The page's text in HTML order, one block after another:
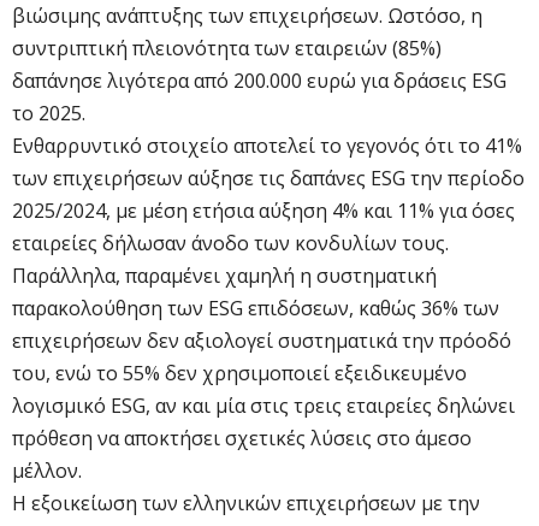
βιώσιμης ανάπτυξης των επιχειρήσεων. Ωστόσο, η
συντριπτική πλειονότητα των εταιρειών (85%)
δαπάνησε λιγότερα από 200.000 ευρώ για δράσεις ESG
το 2025.
Ενθαρρυντικό στοιχείο αποτελεί το γεγονός ότι το 41%
των επιχειρήσεων αύξησε τις δαπάνες ESG την περίοδο
2025/2024, με μέση ετήσια αύξηση 4% και 11% για όσες
εταιρείες δήλωσαν άνοδο των κονδυλίων τους.
Παράλληλα, παραμένει χαμηλή η συστηματική
παρακολούθηση των ESG επιδόσεων, καθώς 36% των
επιχειρήσεων δεν αξιολογεί συστηματικά την πρόοδό
του, ενώ το 55% δεν χρησιμοποιεί εξειδικευμένο
λογισμικό ESG, αν και μία στις τρεις εταιρείες δηλώνει
πρόθεση να αποκτήσει σχετικές λύσεις στο άμεσο
μέλλον.
Η εξοικείωση των ελληνικών επιχειρήσεων με την